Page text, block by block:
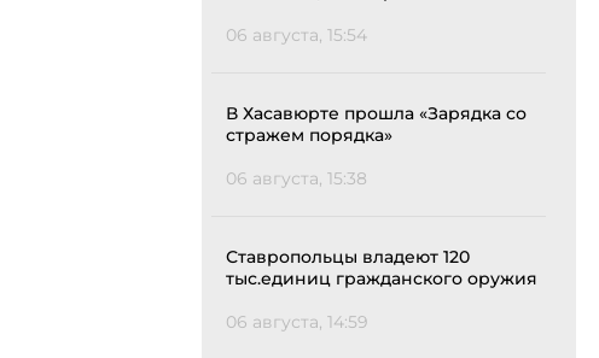
06 августа, 15:54
В Хасавюрте прошла «Зарядка со
стражем порядка»
06 августа, 15:38
Ставропольцы владеют 120
тыс.единиц гражданского оружия
06 августа, 14:59